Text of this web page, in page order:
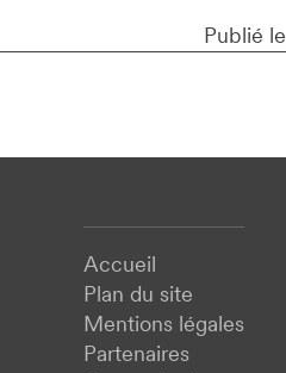
Publié le
Accueil
Plan du site
Mentions légales
Partenaires